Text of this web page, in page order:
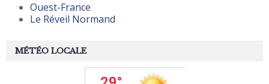
MÉTÉO LOCALE
Ouest-France
Le Réveil Normand